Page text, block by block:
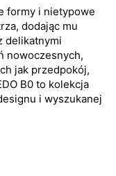
formy i nietypowe
dodając mu
delikatnymi
nowoczesnych,
jak przedpokój,
B0 to kolekcja
i wyszukanej